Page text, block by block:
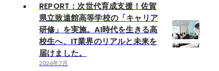
REPORT：次世代育成支援！佐賀
県立致遠館高等学校の「キャリア
研修」を実施。AI時代を生きる高
校生へ、IT業界のリアルと未来を
届けました。
2026年7月